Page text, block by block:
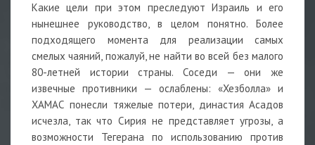
Какие цели при этом преследуют Израиль и его
нынешнее руководство, в целом понятно. Более
подходящего момента для реализации самых
смелых чаяний, пожалуй, не найти во всей без малого
80-летней истории страны. Соседи — они же
извечные противники — ослаблены: «Хезболла» и
ХАМАС понесли тяжелые потери, династия Асадов
исчезла, так что Сирия не представляет угрозы, а
возможности Тегерана по использованию против